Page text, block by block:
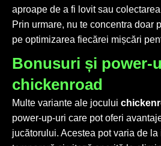
aproape de a fi lovit sau
Prin urmare, nu te concentra doar
pe optimizarea fiecărei mișcări
Bonusuri și power-
chickenroad
Multe variante ale jocului
power-up-uri care pot oferi
jucătorului. Acestea pot varia de